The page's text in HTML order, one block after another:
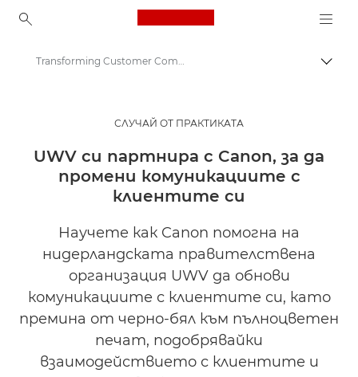
Canon Logo, back to
Решения и услуги
Анализи
Бизнес случаи от практиката
Transforming Customer Communications with Canon
СЛУЧАЙ ОТ ПРАКТИКАТА
UWV си партнира с Canon, за да
промени комуникациите с
клиентите си
Научете как Canon помогна на
нидерландската правителствена
организация UWV да обнови
комуникациите с клиентите си, като
премина от черно-бял към пълноцветен
печат, подобрявайки
взаимодействието с клиентите и